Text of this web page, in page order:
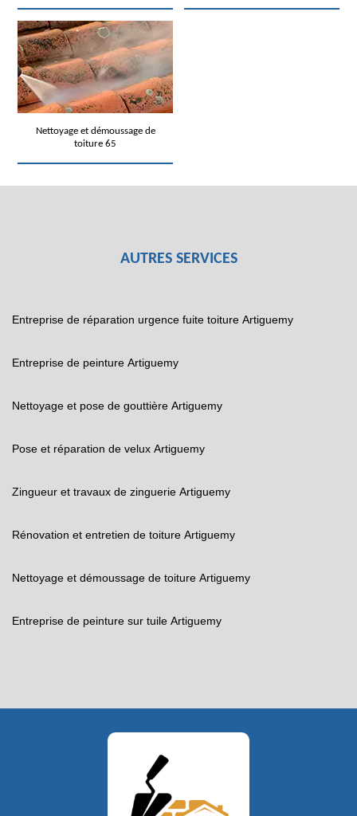
Nettoyage et démoussage de
toiture 65
AUTRES SERVICES
Entreprise de réparation urgence fuite toiture Artiguemy
Entreprise de peinture Artiguemy
Nettoyage et pose de gouttière Artiguemy
Pose et réparation de velux Artiguemy
Zingueur et travaux de zinguerie Artiguemy
Rénovation et entretien de toiture Artiguemy
Nettoyage et démoussage de toiture Artiguemy
Entreprise de peinture sur tuile Artiguemy